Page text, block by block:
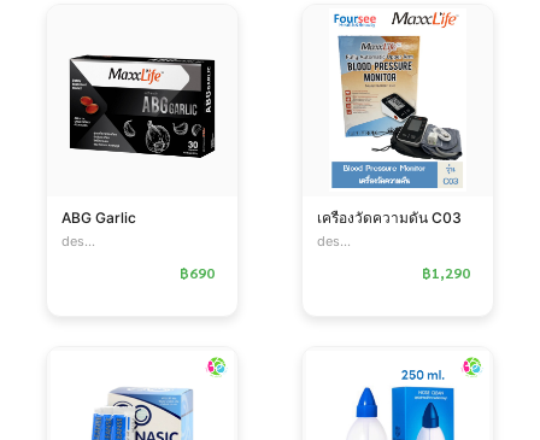
ABG Garlic
des...
฿690
เครืองวัดความดัน C03
des...
฿1,290